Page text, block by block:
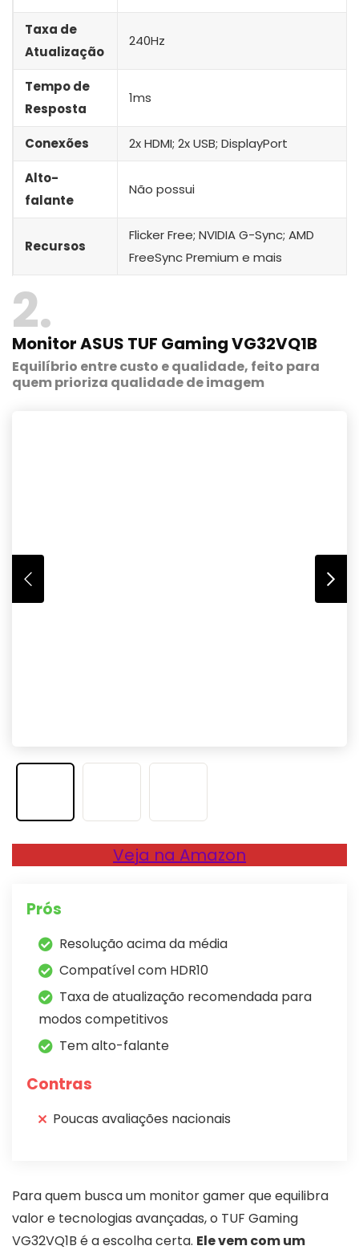
Taxa de
Atualização
240Hz
Tempo de
Resposta
1ms
Conexões 2x HDMI; 2x USB; DisplayPort
Alto-
falante
Não possui
Recursos
Flicker Free; NVIDIA G-Sync; AMD
FreeSync Premium e mais
2
Monitor ASUS TUF Gaming VG32VQ1B
Equilíbrio entre custo e qualidade, feito para
quem prioriza qualidade de imagem
Veja na Amazon
Prós
Resolução acima da média
Compatível com HDR10
Taxa de atualização recomendada para
modos competitivos
Tem alto-falante
Contras
Poucas avaliações nacionais
Para quem busca um monitor gamer que equilibra
valor e tecnologias avançadas, o TUF Gaming
VG32VQ1B é a escolha certa. Ele vem com um